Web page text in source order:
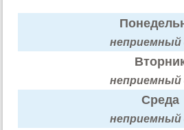
неприемный
неприемный
Среда
неприемный